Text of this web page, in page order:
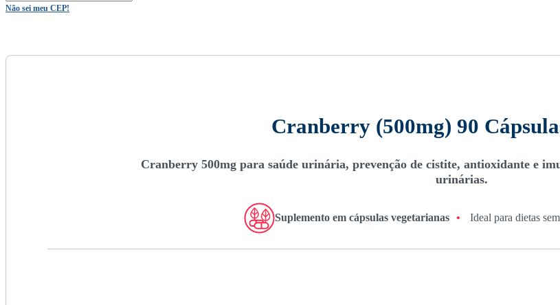
Não sei meu CEP!
Cranberry (500mg) 90
Cranberry 500mg para saúde urinária, prevenção de cistite, antioxidante e
urinárias.
Suplemento em cápsulas vegetarianas • Ideal para dietas